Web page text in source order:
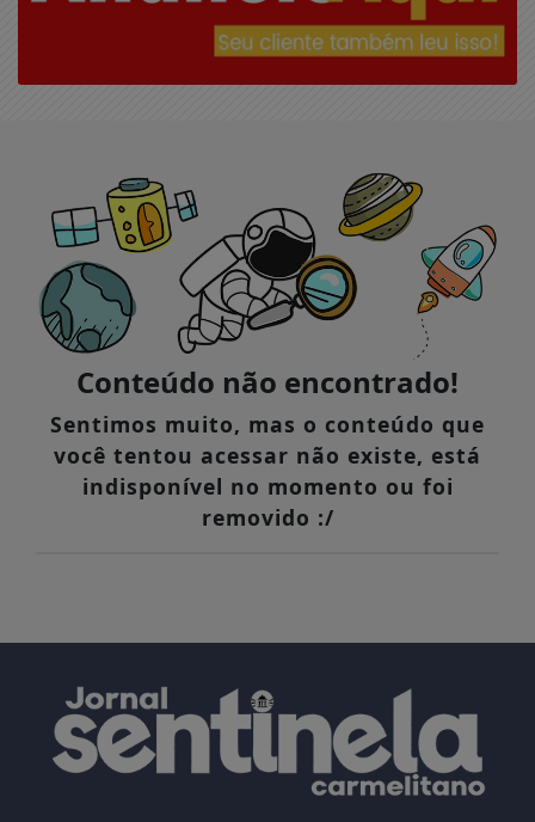
Conteúdo não encontrado!
Sentimos muito, mas o conteúdo que
você tentou acessar não existe, está
indisponível no momento ou foi
removido :/